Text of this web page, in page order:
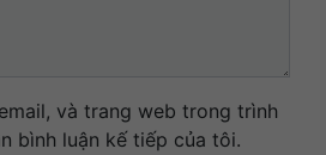
và trang web trong trình
bình luận kế tiếp của tôi.